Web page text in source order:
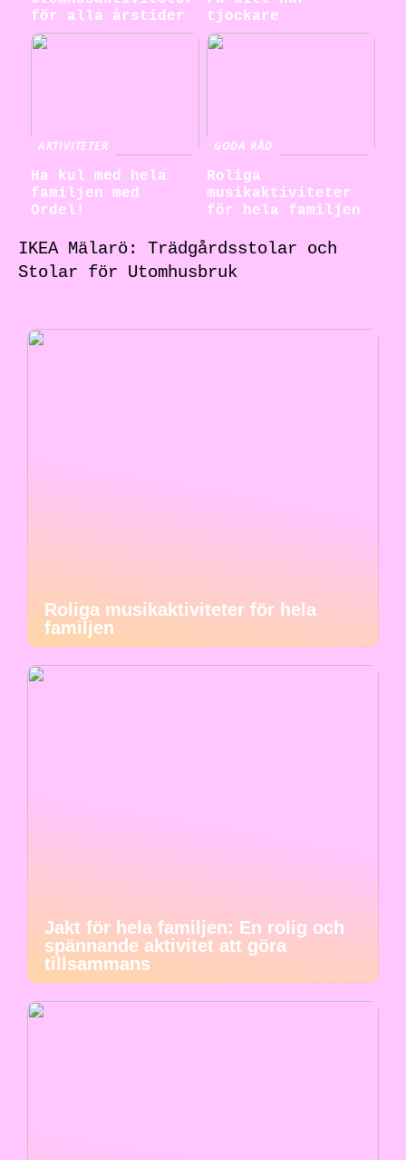
för alla årstider
tjockare
AKTIVITETER
Ha kul med hela
familjen med
Ordel!
GODA RÅD
Roliga
musikaktiviteter
för hela familjen
IKEA Mälarö: Trädgårdsstolar och
Stolar för Utomhusbruk
Roliga musikaktiviteter för hela
familjen
Jakt för hela familjen: En rolig och
spännande aktivitet att göra
tillsammans